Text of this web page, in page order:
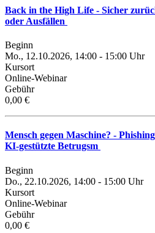
Back in the High Life - Sicher
oder Ausfällen
Beginn
Mo., 12.10.2026, 14:00 - 15:00 Uhr
Kursort
Online-Webinar
Gebühr
0,00 €
Mensch gegen Maschine? -
KI-gestützte Betrugsm
Beginn
Do., 22.10.2026, 14:00 - 15:00 Uhr
Kursort
Online-Webinar
Gebühr
0,00 €